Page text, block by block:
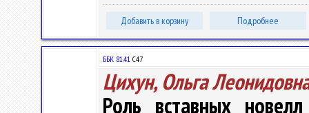
Добавить в корзину Подробнее
ББК 81.41 С47
Цихун, Ольга
Роль вставных